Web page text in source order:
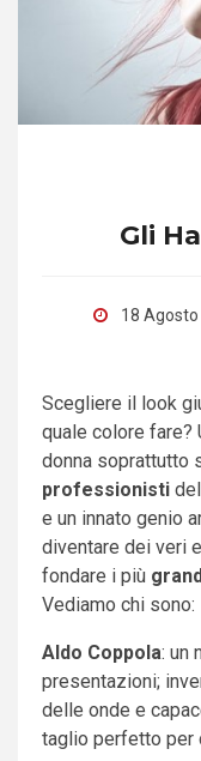
Gli
18
Scegliere il look
quale colore fare?
donna soprattutto
professionisti
e un innato genio
diventare dei veri
fondare i più
Vediamo chi sono:
Aldo Coppola: un
presentazioni;
delle onde e
taglio perfetto per